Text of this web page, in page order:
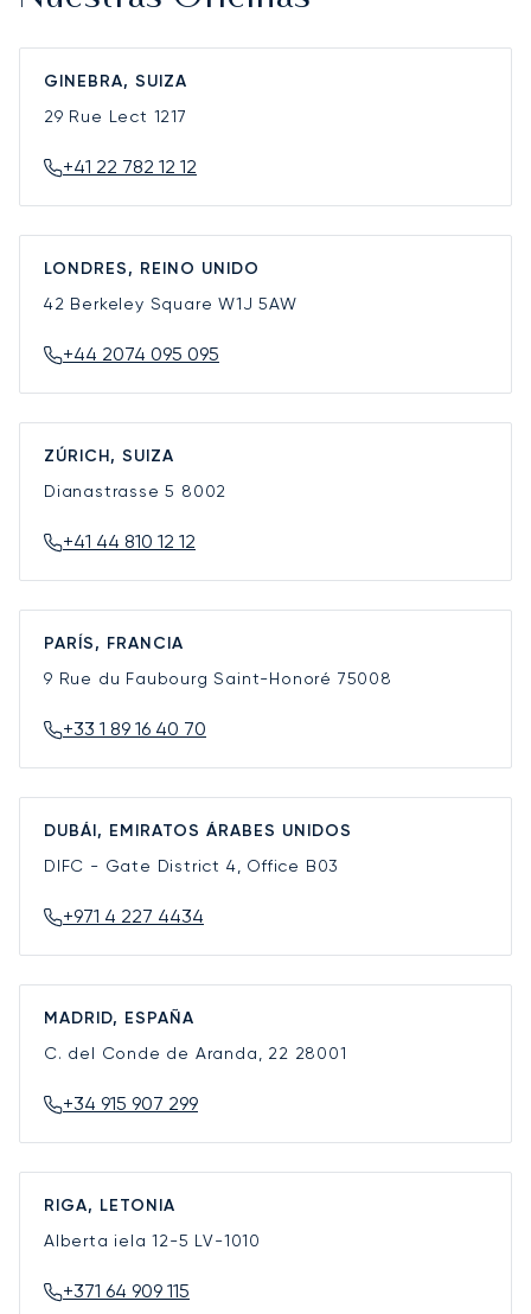
GINEBRA, SUIZA
29 Rue Lect 1217
+41 22 782 12 12
LONDRES, REINO UNIDO
42 Berkeley SquareW1J 5AW
+44 2074 095 095
ZÚRICH, SUIZA
Dianastrasse 5 8002
+41 44 810 12 12
PARÍS, FRANCIA
9 Rue du Faubourg Saint-Honoré 75008
+33 1 89 16 40 70
DUBÁI, EMIRATOS ÁRABES UNIDOS
DIFC - Gate District 4, Office B03
+971 4 227 4434
MADRID, ESPAÑA
C. del Conde de Aranda, 22 28001
+34 915 907 299
RIGA, LETONIA
Alberta iela 12-5 LV-1010
+371 64 909 115